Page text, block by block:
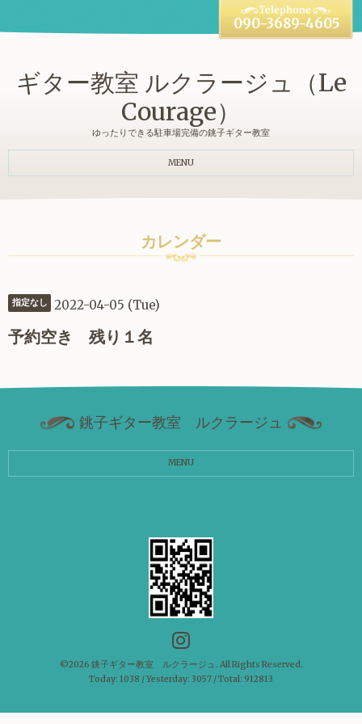
ギター教室 ルクラージュ（Le
Courage）
ゆったりできる駐車場完備の銚子ギター教室
090-3689-4605
MENU
カレンダー
指定なし 2022-04-05 (Tue)
予約空き 残り１名
銚子ギター教室 ルクラージュ
MENU
©2026 銚子ギター教室 ルクラージュ . All Rights Reserved.
Today: 1038 / Yesterday: 3057 / Total: 912813